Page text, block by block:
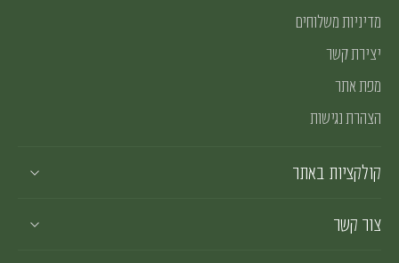
מדיניות משלוחים
יצירת קשר
מפת אתר
הצהרת נגישות
קולקציות באתר
צור קשר